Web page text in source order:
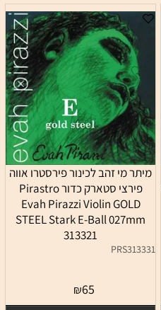
מיתר מי זהב לכינור פירסטרו אווה
פירצי סטארק כדור Pirastro
Evah Pirazzi Violin GOLD
STEEL Stark E-Ball 027mm
313321
PRS313331
₪65